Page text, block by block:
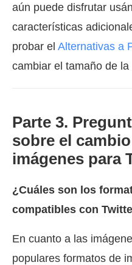
aún puede disfrutar
características
probar el Alternativas a
cambiar el tamaño de
Parte 3.
sobre el
imágenes para
¿Cuáles son los
compatibles con
En cuanto a las
populares formatos de